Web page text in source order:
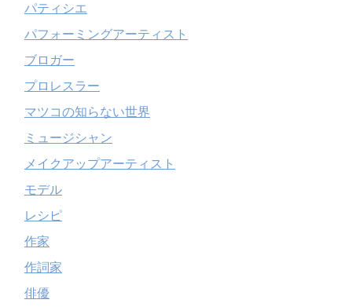
パティシエ
パフォーミングアーティスト
ブロガー
プロレスラー
マツコの知らない世界
ミュージシャン
メイクアップアーティスト
モデル
レシピ
作家
作詞家
俳優